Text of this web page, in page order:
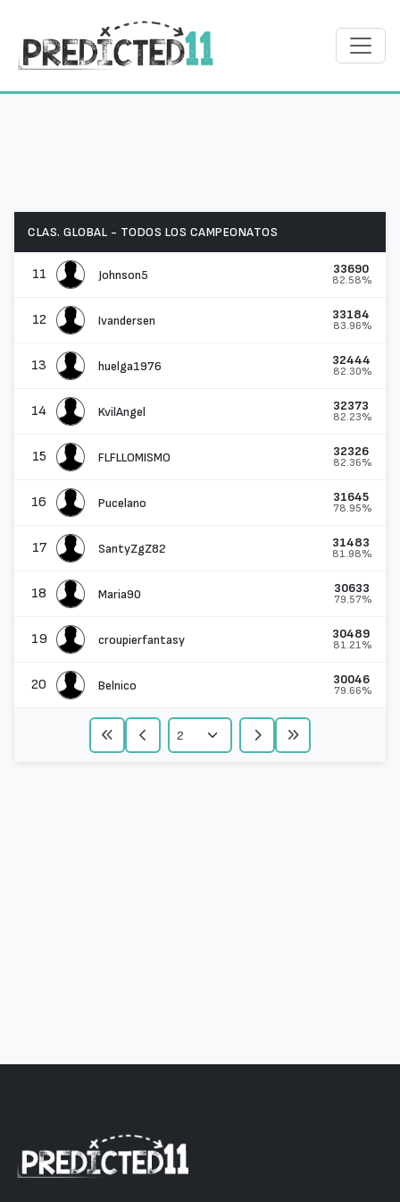
CLAS. GLOBAL - TODOS LOS CAMPEONATOS
11 Johnson5 33690
82.58%
12 Ivandersen 33184
83.96%
13 huelga1976 32444
82.30%
14 KvilAngel 32373
82.23%
15 FLFLLOMISMO 32326
82.36%
16 Pucelano 31645
78.95%
17 SantyZgZ82 31483
81.98%
18 Maria90 30633
79.57%
19 croupierfantasy 30489
81.21%
20 Belnico 30046
79.66%